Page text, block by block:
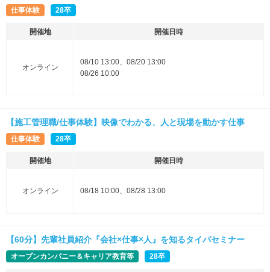
仕事体験 28卒
開催地 開催日時
オンライン
08/10 13:00、08/20 13:00
08/26 10:00
【施工管理職/仕事体験】映像でわかる、人と現場を動かす仕事
仕事体験 28卒
開催地 開催日時
オンライン 08/18 10:00、08/28 13:00
【60分】先輩社員紹介『会社×仕事×人』を知るタイパセミナー
オープンカンパニー＆キャリア教育等 28卒